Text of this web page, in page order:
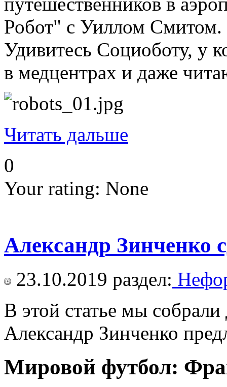
Робот" с Уиллом Смитом.
Удивитесь Социоботу, у
в медцентрах и даже
Читать дальше
0
Your rating: None
Александр Зинченко
23.10.2019 раздел:
В этой статье мы
Александр Зинченко
Мировой футбол: